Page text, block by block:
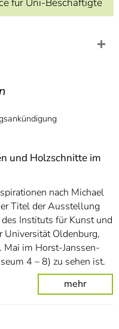
und Holzschnitte im
nach Michael
Titel der Ausstellung
Instituts für Kunst und
Universität Oldenburg,
im Horst-Janssen-
4 – 8) zu sehen ist.
mehr